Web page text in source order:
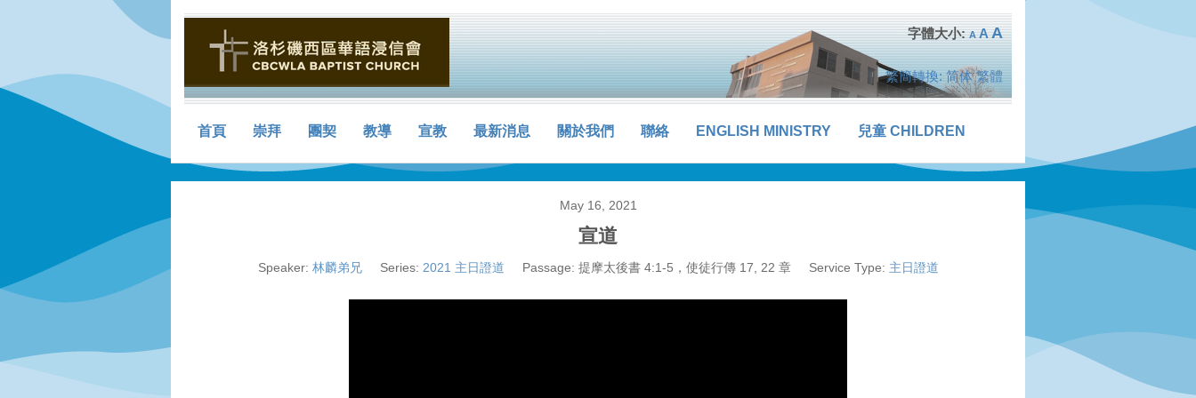
A A A
繁簡轉換: 简体 繁體
首頁 崇拜 團契 教導 宣教 最新消息 關於我們 聯絡 ENGLISH MINISTRY 兒童 CHILDREN
May 16, 2021
宣道
Speaker: 林麟弟兄 Series: 2021 主日證道 Passage: 提摩太後書 4:1-5，使徒行傳 17, 22 章 Service Type: 主日證道